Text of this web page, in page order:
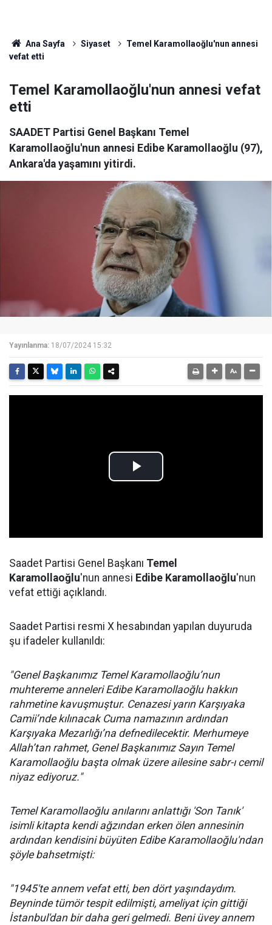
Ana Sayfa Siyaset
Temel Karamollaoğlu'nun annesi
vefat etti
Temel Karamollaoğlu'nun annesi vefat
etti
SAADET Partisi Genel Başkanı Temel
Karamollaoğlu'nun annesi Edibe Karamollaoğlu (97),
Ankara'da yaşamını yitirdi.
Yayınlanma: 18/07/2024 15:32
Saadet Partisi Genel Başkanı Temel
Karamollaoğlu'nun annesi Edibe Karamollaoğlu'nun
vefat ettiği açıklandı.
Saadet Partisi resmi X hesabından yapılan duyuruda
şu ifadeler kullanıldı:
"Genel Başkanımız Temel Karamollaoğlu’nun
muhtereme anneleri Edibe Karamollaoğlu hakkın
rahmetine kavuşmuştur. Cenazesi yarın Karşıyaka
Camii’nde kılınacak Cuma namazının ardından
Karşıyaka Mezarlığı’na defnedilecektir. Merhumeye
Allah’tan rahmet, Genel Başkanımız Sayın Temel
Karamollaoğlu başta olmak üzere ailesine sabr-ı cemil
niyaz ediyoruz."
Temel Karamollaoğlu anılarını anlattığı 'Son Tanık'
isimli kitapta kendi ağzından erken ölen annesinin
ardından kendisini büyüten Edibe Karamollaoğlu'ndan
şöyle bahsetmişti:
"1945'te annem vefat etti, ben dört yaşındaydım.
Beyninde tümör tespit edilmişti, ameliyat için gittiği
İstanbul'dan bir daha geri gelmedi. Beni üvey annem